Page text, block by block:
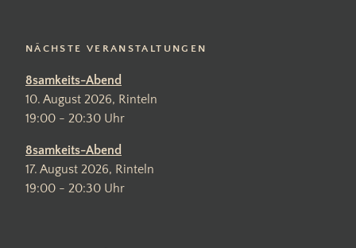
NÄCHSTE VERANSTALTUNGEN
8samkeits-Abend
10. August 2026, Rinteln
19:00 - 20:30 Uhr
8samkeits-Abend
17. August 2026, Rinteln
19:00 - 20:30 Uhr